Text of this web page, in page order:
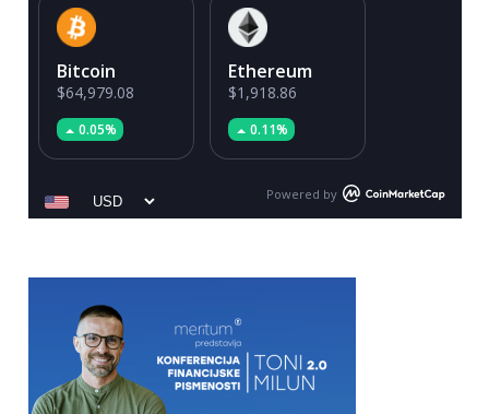
Bitcoin
$64,979.08
0.05%
Ethereum
$1,918.86
0.11%
Powered by